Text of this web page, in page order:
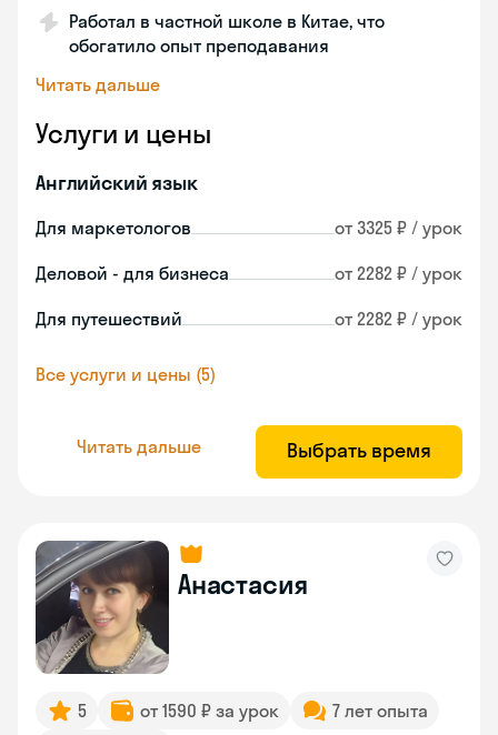
Работал в частной школе в Китае, что
обогатило опыт преподавания
Читать дальше
Услуги и цены
Английский язык
Для маркетологов от 3325 ₽ / урок
Деловой - для бизнеса от 2282 ₽ / урок
Для путешествий от 2282 ₽ / урок
Все услуги и цены (5)
Читать дальше Выбрать время
Анастасия
5 от 1590 ₽ за урок
7 лет опыта